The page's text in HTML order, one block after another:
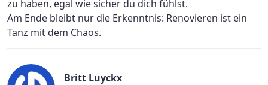
zu haben, egal wie sicher du dich fühlst.
Am Ende bleibt nur die Erkenntnis: Renovieren ist ein
Tanz mit dem Chaos.
Britt Luyckx